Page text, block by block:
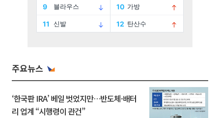
주요뉴스
‘한국판 IRA’ 베일 벗었지만…반도체·배터
리 업계 “시행령이 관건”